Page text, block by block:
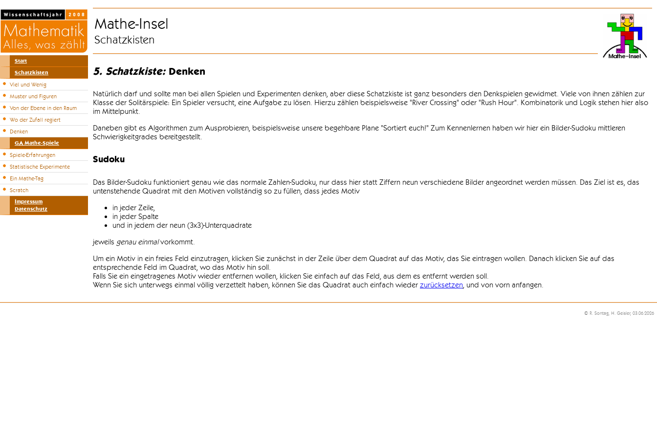
Start
Schatzkisten
Viel und Wenig
Muster und Figuren
Von der Ebene in den Raum
Wo der Zufall regiert
Denken
GA Mathe-Spiele
Spiele-Erfahrungen
Statistische Experimente
Ein Mathe-Tag
Scratch
Impressum
Datenschutz
Mathe-Insel
Schatzkisten
5. Schatzkiste:Denken
Natürlich darf und sollte man bei allen Spielen und Experimenten denken, aber diese Schatzkiste ist ganz besonders den Denkspielen gewidmet. Viele von ihnen zählen zur
Klasse der Solitärspiele: Ein Spieler versucht, eine Aufgabe zu lösen. Hierzu zählen beispielsweise "River Crossing" oder "Rush Hour". Kombinatorik und Logik stehen hier also
im Mittelpunkt.
Daneben gibt es Algorithmen zum Ausprobieren, beispielsweise unsere begehbare Plane "Sortiert euch!" Zum Kennenlernen haben wir hier ein Bilder-Sudoku mittleren
Schwierigkeitgrades bereitgestellt.
Sudoku
Das Bilder-Sudoku funktioniert genau wie das normale Zahlen-Sudoku, nur dass hier statt Ziffern neun verschiedene Bilder angeordnet werden müssen. Das Ziel ist es, das
untenstehende Quadrat mit den Motiven vollständig so zu füllen, dass jedes Motiv
in jeder Zeile,
in jeder Spalte
und in jedem der neun (3x3)-Unterquadrate
jeweils genau einmalvorkommt.
Um ein Motiv in ein freies Feld einzutragen, klicken Sie zunächst in der Zeile über dem Quadrat auf das Motiv, das Sie eintragen wollen. Danach klicken Sie auf das
entsprechende Feld im Quadrat, wo das Motiv hin soll.
Falls Sie ein eingetragenes Motiv wieder entfernen wollen, klicken Sie einfach auf das Feld, aus dem es entfernt werden soll.
Wenn Sie sich unterwegs einmal völlig verzettelt haben, können Sie das Quadrat auch einfach wieder zurücksetzen, und von vorn anfangen.
© R. Sontag, H. Geisler, 03.06.2026